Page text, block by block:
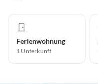
Ferienwohnung
1 Unterkunft